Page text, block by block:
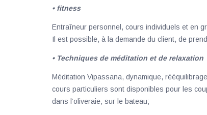
• fitness
Entraîneur personnel, cours individuels et en
Il est possible, à la demande du client, de
• Techniques de méditation et de relaxation
Méditation Vipassana, dynamique,
cours particuliers sont disponibles pour les
dans l’oliveraie, sur le bateau;